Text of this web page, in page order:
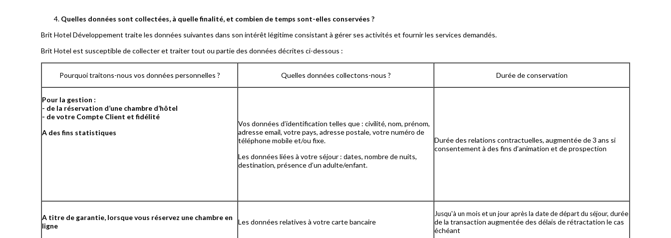
Quelles données sont collectées, à quelle finalité, et combien de temps sont-elles conservées ?
Brit Hotel Développement traite les données suivantes dans son intérêt légitime consistant à gérer ses activités et fournir les services demandés.
Brit Hotel est susceptible de collecter et traiter tout ou partie des données décrites ci-dessous :
Pourquoi traitons-nous vos données personnelles ? Quelles données collectons-nous ? Durée de conservation
Pour la gestion :
- de la réservation d’une chambre d’hôtel
- de votre Compte Client et fidélité
A des fins statistiques
Vos données d’identification telles que : civilité, nom, prénom,
adresse email, votre pays, adresse postale, votre numéro de
téléphone mobile et/ou fixe.
Les données liées à votre séjour : dates, nombre de nuits,
destination, présence d’un adulte/enfant.
Durée des relations contractuelles, augmentée de 3 ans si
consentement à des fins d’animation et de prospection
A titre de garantie, lorsque vous réservez une chambre en
ligne
Les données relatives à votre carte bancaire
Jusqu'à un mois et un jour après la date de départ du séjour, durée
de la transaction augmentée des délais de rétractation le cas
échéant